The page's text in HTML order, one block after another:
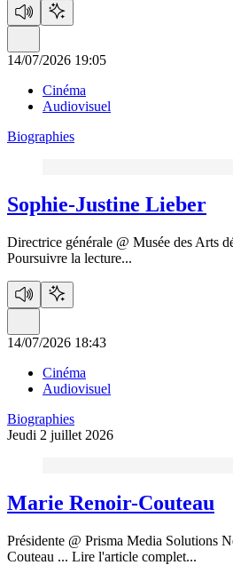
14/07/2026 19:05
Cinéma
Audiovisuel
Biographies
Sophie-Justine Lieber
Directrice générale @ Musée des Arts
Poursuivre la lecture...
14/07/2026 18:43
Cinéma
Audiovisuel
Biographies
Jeudi 2 juillet 2026
Marie Renoir-Couteau
Présidente @ Prisma Media Solutions
Couteau ... Lire l'article complet...